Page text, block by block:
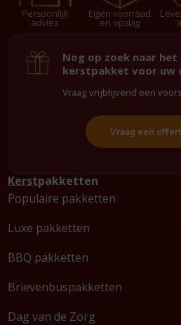
Persoonlijk
advies
Eigen voorraad
en opslag
Nog op zoek naar
kerstpakket voor uw
Vraag vrijblijvend een
Vraag een
Kerstpakketten
Populaire pakketten
Luxe pakketten
BBQ pakketten
Brievenbuspakketten
Dag van de Zorg